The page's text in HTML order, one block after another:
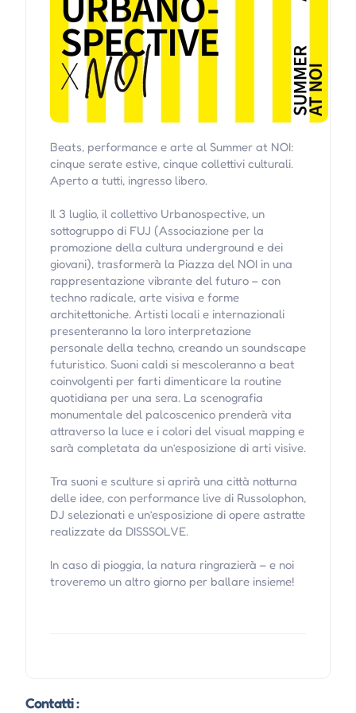
Beats, performance e arte al Summer at NOI:
cinque serate estive, cinque collettivi culturali.
Aperto a tutti, ingresso libero.
Il 3 luglio, il collettivo Urbanospective, un
sottogruppo di FUJ (Associazione per la
promozione della cultura underground e dei
giovani), trasformerà la Piazza del NOI in una
rappresentazione vibrante del futuro – con
techno radicale, arte visiva e forme
architettoniche. Artisti locali e internazionali
presenteranno la loro interpretazione
personale della techno, creando un soundscape
futuristico. Suoni caldi si mescoleranno a beat
coinvolgenti per farti dimenticare la routine
quotidiana per una sera. La scenografia
monumentale del palcoscenico prenderà vita
attraverso la luce e i colori del visual mapping e
sarà completata da un’esposizione di arti visive.
Tra suoni e sculture si aprirà una città notturna
delle idee, con performance live di Russolophon,
DJ selezionati e un’esposizione di opere astratte
realizzate da DISSSOLVE.
In caso di pioggia, la natura ringrazierà – e noi
troveremo un altro giorno per ballare insieme!
Contatti :